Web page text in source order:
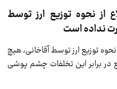
از نحوه توزیع ارز توسط
نداده است
نحوه توزیع ارز توسط آقاخانی، هیچ
در برابر این تخلفات چشم پوشی